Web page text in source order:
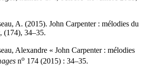
A. (2015). John Carpenter : mélodies du
, (174), 34–35.
Alexandre « John Carpenter : mélodies
no 174 (2015) : 34–35.